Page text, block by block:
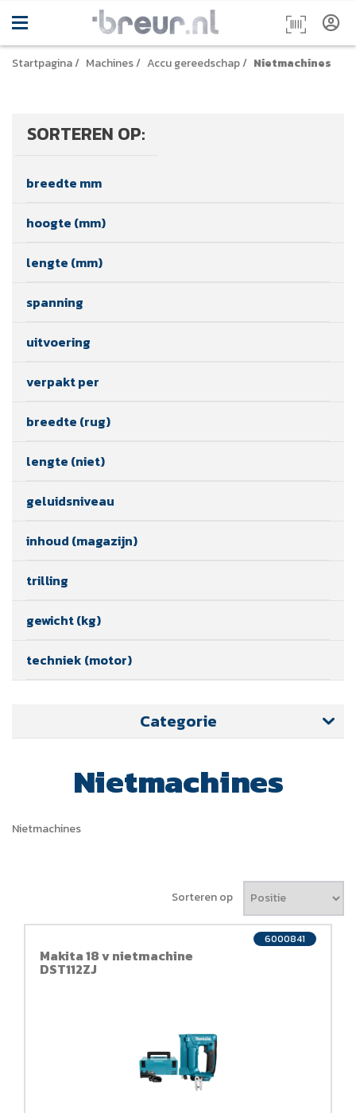
Startpagina/ Machines/ Accu gereedschap/ Nietmachines
SORTEREN OP:
breedte mm
hoogte (mm)
lengte (mm)
spanning
uitvoering
verpakt per
breedte (rug)
lengte (niet)
geluidsniveau
inhoud (magazijn)
trilling
gewicht (kg)
techniek (motor)
Categorie
Nietmachines
Nietmachines
Sorteren op
Makita 18 v nietmachine
DST112ZJ
6000841